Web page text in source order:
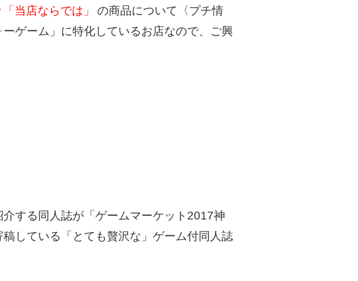
「当店ならでは」
の商品について〈プチ情
ゲーム」に特化しているお店なので、ご興
する同人誌が「ゲームマーケット2017神
している「とても贅沢な」ゲーム付同人誌